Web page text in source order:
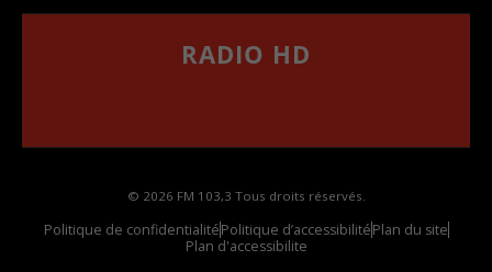
RADIO HD
© 2026 FM 103,3 Tous droits réservés.
Politique de confidentialitéPolitique d’accessibilitéPlan du site
Plan d'accessibilite